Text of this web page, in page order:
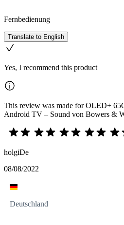
Fernbedienung
Translate to English
Yes, I recommend this product
This review was made for OLED+
Android TV – Sound von Bowers &
holgiDe
08/08/2022
Deutschland